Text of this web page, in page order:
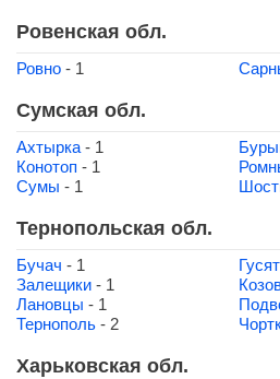
Ровенская обл.
Ровно - 1
Сумская обл.
Ахтырка - 1
Конотоп - 1
Сумы - 1
Тернопольская обл.
Бучач - 1
Залещики - 1
Лановцы - 1
Тернополь - 2
Харьковская обл.